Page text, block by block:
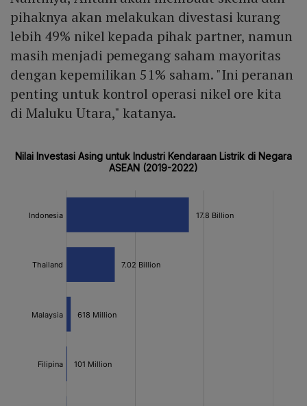
pihaknya akan melakukan divestasi kurang
lebih 49% nikel kepada pihak partner, namun
masih menjadi pemegang saham mayoritas
dengan kepemilikan 51% saham. "Ini peranan
penting untuk kontrol operasi nikel ore kita
di Maluku Utara," katanya.